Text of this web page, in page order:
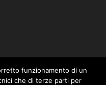
funzionamento di un
che di terze parti per